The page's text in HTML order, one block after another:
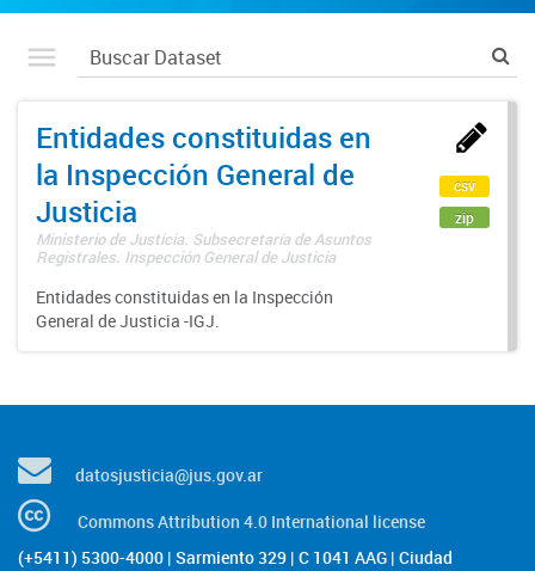
Entidades constituidas en
la Inspección General de
Justicia
Ministerio de Justicia. Subsecretaría de Asuntos
Registrales. Inspección General de Justicia
Entidades constituidas en la Inspección
General de Justicia -IGJ.
csv
zip
datosjusticia@jus.gov.ar
Commons Attribution 4.0 International license
(+5411) 5300-4000 | Sarmiento 329 | C 1041 AAG | Ciudad